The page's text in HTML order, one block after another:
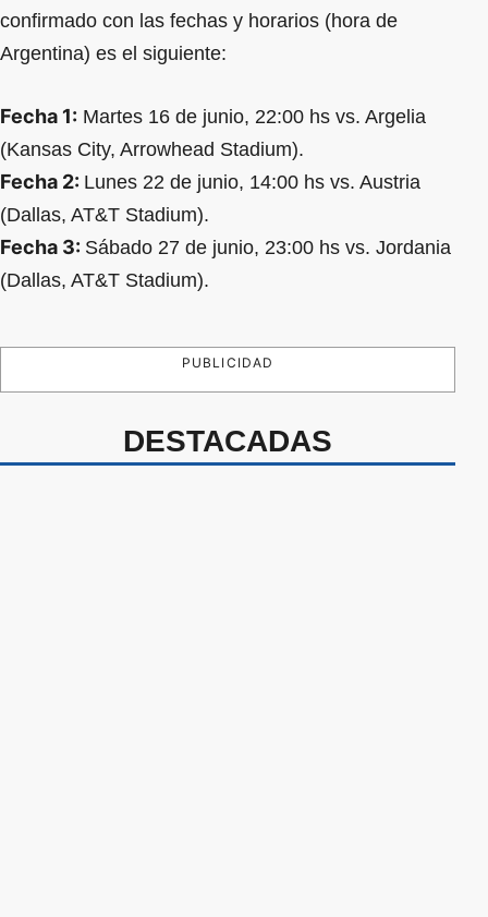
confirmado con las fechas y horarios (hora de
Argentina) es el siguiente:
Fecha 1: Martes 16 de junio, 22:00 hs vs. Argelia
(Kansas City, Arrowhead Stadium).
Fecha 2: Lunes 22 de junio, 14:00 hs vs. Austria
(Dallas, AT&T Stadium).
Fecha 3: Sábado 27 de junio, 23:00 hs vs. Jordania
(Dallas, AT&T Stadium).
PUBLICIDAD
DESTACADAS